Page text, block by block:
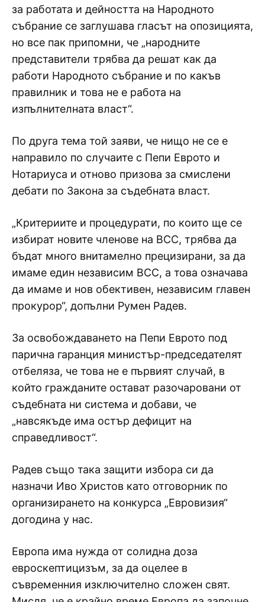
за работата и дейността на Народното
събрание се заглушава гласът на опозицията,
но все пак припомни, че „народните
представители трябва да решат как да
работи Народното събрание и по какъв
правилник и това не е работа на
изпълнителната власт“.
По друга тема той заяви, че нищо не се е
направило по случаите с Пепи Еврото и
Нотариуса и отново призова за смислени
дебати по Закона за съдебната власт.
„Критериите и процедурати, по които ще се
избират новите членове на ВСС, трябва да
бъдат много внитамелно прецизирани, за да
имаме един независим ВСС, а това означава
да имаме и нов обективен, независим главен
прокурор“, допълни Румен Радев.
За освобождаването на Пепи Еврото под
парична гаранция министър-председателят
отбеляза, че това не е първият случай, в
който гражданите остават разочаровани от
съдебната ни система и добави, че
„навсякъде има остър дефицит на
справедливост“.
Радев също така защити избора си да
назначи Иво Христов като отговорник по
организирането на конкурса „Евровизия“
догодина у нас.
Европа има нужда от солидна доза
евроскептицизъм, за да оцелее в
съвременния изключително сложен свят.